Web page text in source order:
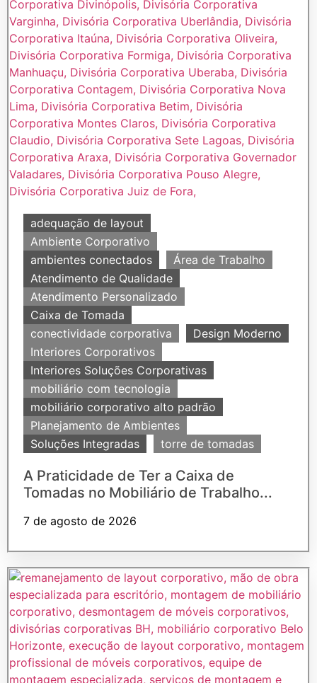
adequação de layout
Ambiente Corporativo
ambientes conectados
Área de Trabalho
Atendimento de Qualidade
Atendimento Personalizado
Caixa de Tomada
conectividade corporativa
Design Moderno
Interiores Corporativos
Interiores Soluções Corporativas
mobiliário com tecnologia
mobiliário corporativo alto padrão
Planejamento de Ambientes
Soluções Integradas
torre de tomadas
A Praticidade de Ter a Caixa de
Tomadas no Mobiliário de Trabalho...
7 de agosto de 2026